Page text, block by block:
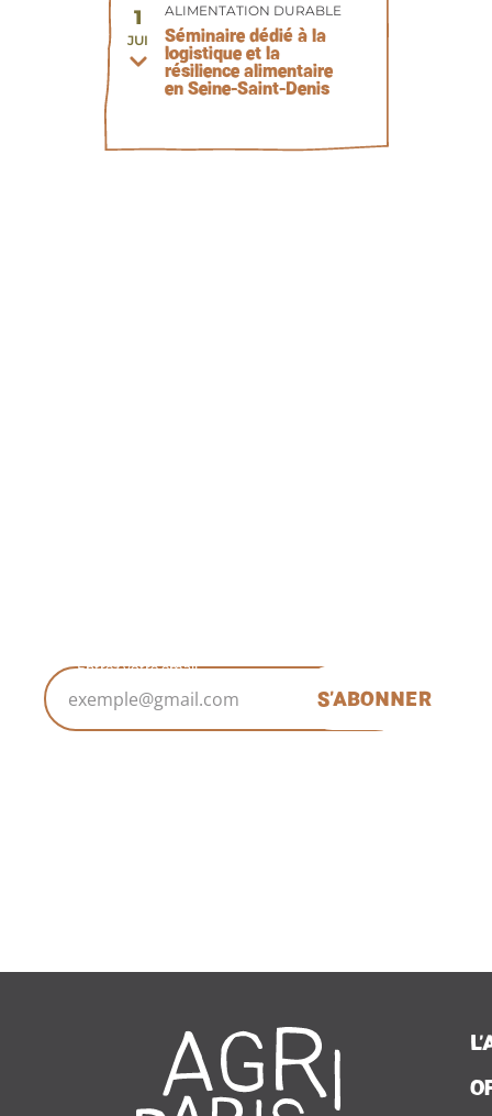
1
JUI
ALIMENTATION DURABLE
Séminaire dédié à la
logistique et la
résilience alimentaire
en Seine-Saint-Denis
Entrez votre email
S'ABONNER